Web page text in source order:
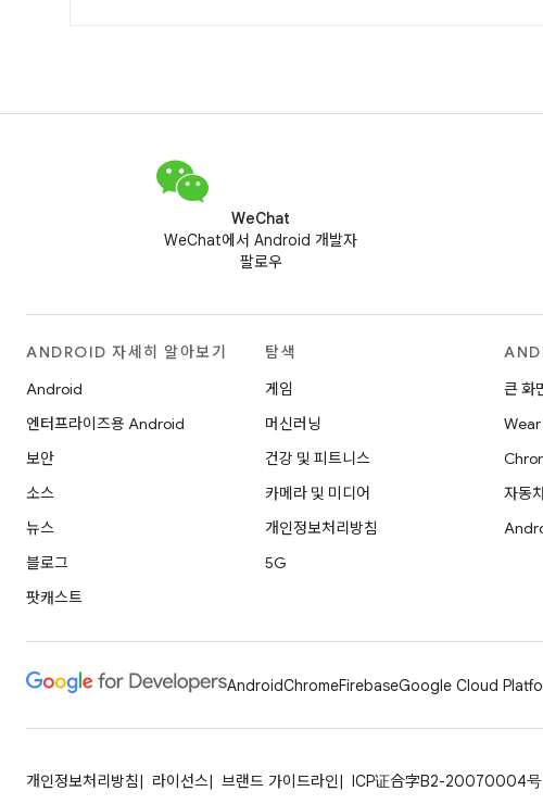
WeChat
WeChat에서 Android 개발자
팔로우
ANDROID 자세히 알아보기
Android
엔터프라이즈용 Android
보안
소스
뉴스
블로그
팟캐스트
탐색
게임
머신러닝
건강 및 피트니스
카메라 및 미디어
개인정보처리방침
5G
큰 화
Wear
자동
AndroidChromeFirebaseGoogle Cloud
개인정보처리방침 라이선스 브랜드 가이드라인 ICP证合字B2-20070004号